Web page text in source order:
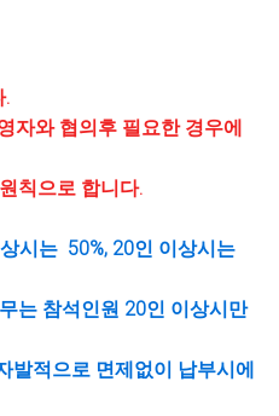
:
니다.
자와 협의후 필요한 경우에
칙으로 합니다.
시는 50%, 20인 이상시는
는 참석인원 20인 이상시만
적으로 면제없이 납부시에